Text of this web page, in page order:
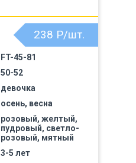
FT-45-81
50-52
девочка
осень, весна
розовый, желтый,
пудровый, светло-
розовый, мятный
3-5 лет
238 Р/шт.